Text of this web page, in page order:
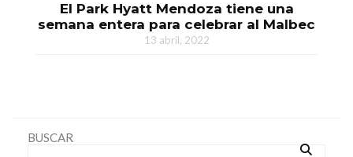
El Park Hyatt Mendoza tiene una
semana entera para celebrar al Malbec
13 abril, 2022
BUSCAR